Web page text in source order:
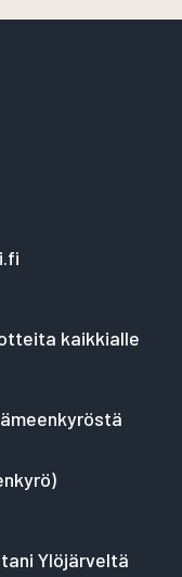
kaikkialle
)
Ylöjärveltä